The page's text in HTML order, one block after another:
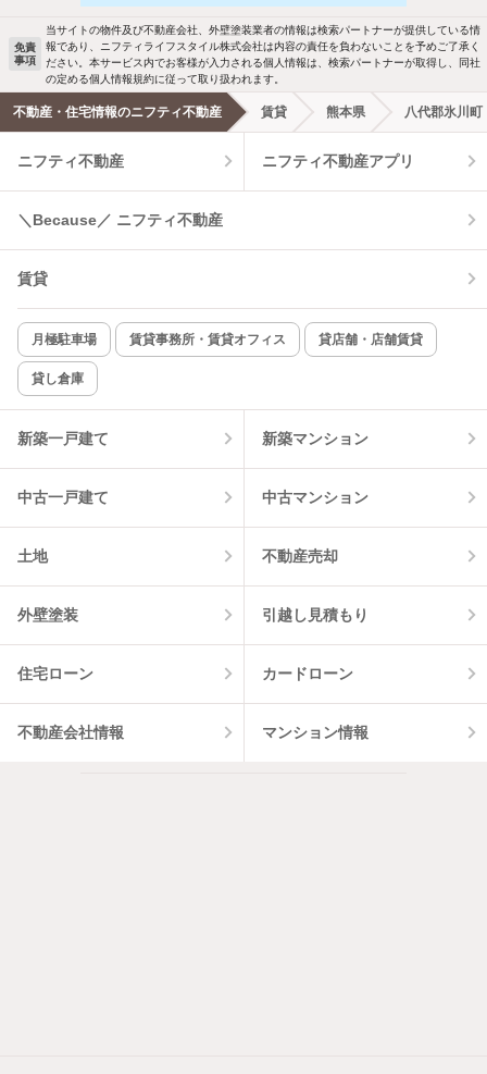
洗濯機置場あり 独立洗面台
エアコンあり 都市ガス
温水洗浄便座 オートロック
コンロ2口以上
新着のみ インターネット無料
該当件数:
0件
免責
事項
当サイトの物件及び不動産会社、外壁塗装業者の情報は検索パートナーが提供している情
報であり、ニフティライフスタイル株式会社は内容の責任を負わないことを予めご了承く
ださい。本サービス内でお客様が入力される個人情報は、検索パートナーが取得し、同社
の定める個人情報規約に従って取り扱われます。
不動産・住宅情報のニフティ不動産 賃貸 熊本県 八代郡氷川町
ニフティ不動産 ニフティ不動産アプリ
＼Because／ ニフティ不動産
賃貸
月極駐車場 賃貸事務所・賃貸オフィス 貸店舗・店舗賃貸
貸し倉庫
新築一戸建て 新築マンション
中古一戸建て 中古マンション
土地 不動産売却
外壁塗装 引越し見積もり
住宅ローン カードローン
不動産会社情報 マンション情報